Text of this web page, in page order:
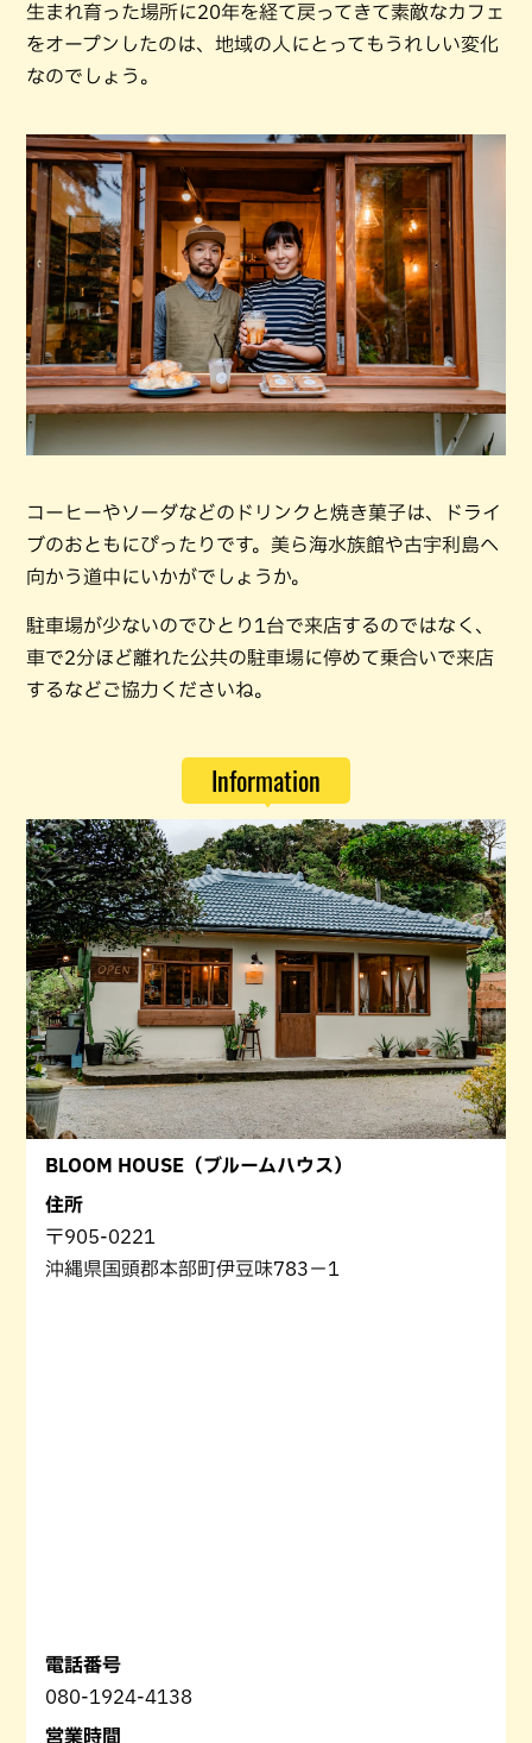
生まれ育った場所に20年を経て戻ってきて素敵なカフェ
をオープンしたのは、地域の人にとってもうれしい変化
なのでしょう。
コーヒーやソーダなどのドリンクと焼き菓子は、ドライ
ブのおともにぴったりです。美ら海水族館や古宇利島へ
向かう道中にいかがでしょうか。
駐車場が少ないのでひとり1台で来店するのではなく、
車で2分ほど離れた公共の駐車場に停めて乗合いで来店
するなどご協力くださいね。
Information
BLOOM HOUSE（ブルームハウス）
住所
〒905-0221
沖縄県国頭郡本部町伊豆味783−1
電話番号
080-1924-4138
営業時間